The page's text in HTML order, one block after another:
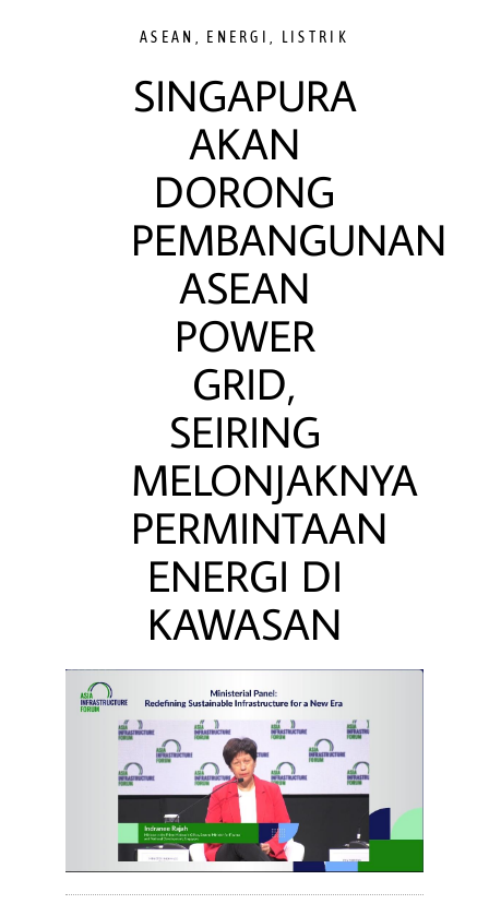
ASEAN ENERGI LISTRIK
SINGAPURA
AKAN
DORONG
PEMBANGUNAN
ASEAN
POWER
GRID,
SEIRING
MELONJAKNYA
PERMINTAAN
ENERGI DI
KAWASAN